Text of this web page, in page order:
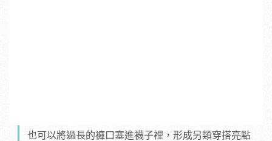
也可以將過長的褲口塞進襪子裡，形成另類穿搭亮點